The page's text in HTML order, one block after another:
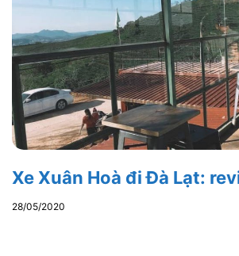
Xe Xuân Hoà đi Đà Lạt:
28/05/2020